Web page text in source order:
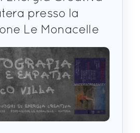
presso la
Le Monacelle